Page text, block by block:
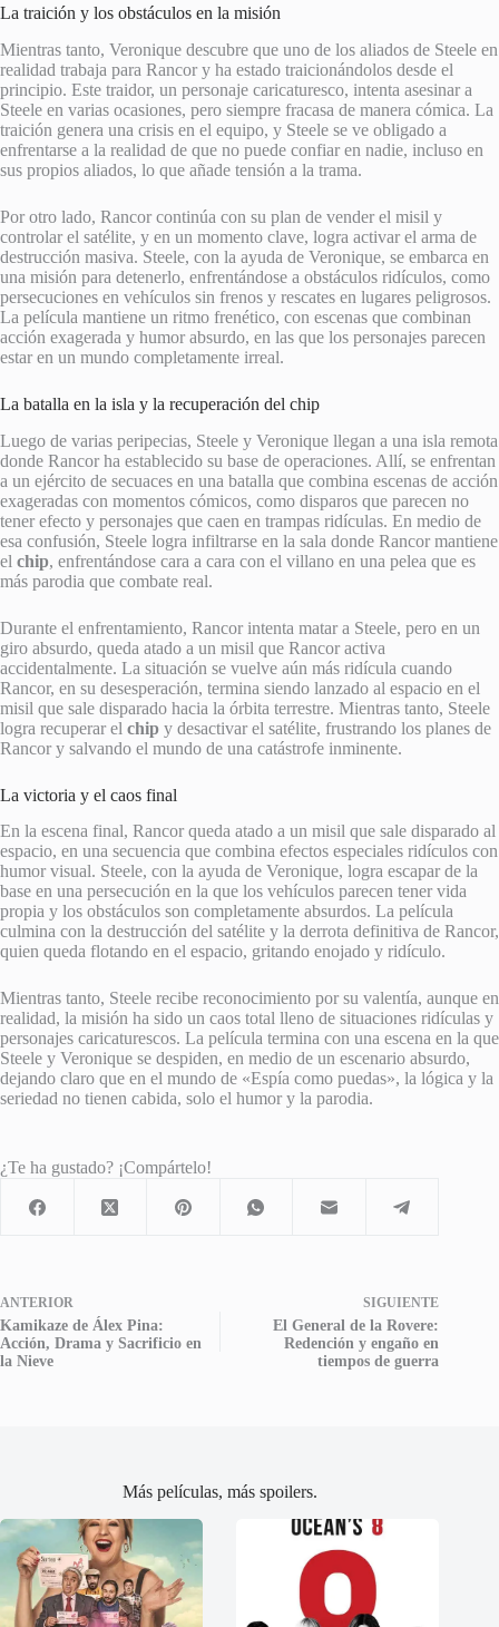
La traición y los obstáculos en la misión
Mientras tanto, Veronique descubre que uno de los aliados de Steele en
realidad trabaja para Rancor y ha estado traicionándolos desde el
principio. Este traidor, un personaje caricaturesco, intenta asesinar a
Steele en varias ocasiones, pero siempre fracasa de manera cómica. La
traición genera una crisis en el equipo, y Steele se ve obligado a
enfrentarse a la realidad de que no puede confiar en nadie, incluso en
sus propios aliados, lo que añade tensión a la trama.
Por otro lado, Rancor continúa con su plan de vender el misil y
controlar el satélite, y en un momento clave, logra activar el arma de
destrucción masiva. Steele, con la ayuda de Veronique, se embarca en
una misión para detenerlo, enfrentándose a obstáculos ridículos, como
persecuciones en vehículos sin frenos y rescates en lugares peligrosos.
La película mantiene un ritmo frenético, con escenas que combinan
acción exagerada y humor absurdo, en las que los personajes parecen
estar en un mundo completamente irreal.
La batalla en la isla y la recuperación del chip
Luego de varias peripecias, Steele y Veronique llegan a una isla remota
donde Rancor ha establecido su base de operaciones. Allí, se enfrentan
a un ejército de secuaces en una batalla que combina escenas de acción
exageradas con momentos cómicos, como disparos que parecen no
tener efecto y personajes que caen en trampas ridículas. En medio de
esa confusión, Steele logra infiltrarse en la sala donde Rancor mantiene
el chip, enfrentándose cara a cara con el villano en una pelea que es
más parodia que combate real.
Durante el enfrentamiento, Rancor intenta matar a Steele, pero en un
giro absurdo, queda atado a un misil que Rancor activa
accidentalmente. La situación se vuelve aún más ridícula cuando
Rancor, en su desesperación, termina siendo lanzado al espacio en el
misil que sale disparado hacia la órbita terrestre. Mientras tanto, Steele
logra recuperar el chip y desactivar el satélite, frustrando los planes de
Rancor y salvando el mundo de una catástrofe inminente.
La victoria y el caos final
En la escena final, Rancor queda atado a un misil que sale disparado al
espacio, en una secuencia que combina efectos especiales ridículos con
humor visual. Steele, con la ayuda de Veronique, logra escapar de la
base en una persecución en la que los vehículos parecen tener vida
propia y los obstáculos son completamente absurdos. La película
culmina con la destrucción del satélite y la derrota definitiva de Rancor,
quien queda flotando en el espacio, gritando enojado y ridículo.
Mientras tanto, Steele recibe reconocimiento por su valentía, aunque en
realidad, la misión ha sido un caos total lleno de situaciones ridículas y
personajes caricaturescos. La película termina con una escena en la que
Steele y Veronique se despiden, en medio de un escenario absurdo,
dejando claro que en el mundo de «Espía como puedas», la lógica y la
seriedad no tienen cabida, solo el humor y la parodia.
¿Te ha gustado? ¡Compártelo!
ANTERIOR
Kamikaze de Álex Pina:
Acción, Drama y Sacrificio en
la Nieve
SIGUIENTE
El General de la Rovere:
Redención y engaño en
tiempos de guerra
Más películas, más spoilers.